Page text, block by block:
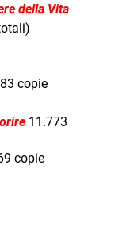
della Vita
copie
11.773
copie